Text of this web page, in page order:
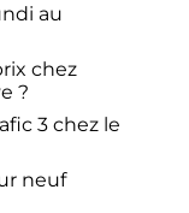
au
chez
?
3 chez le
neuf